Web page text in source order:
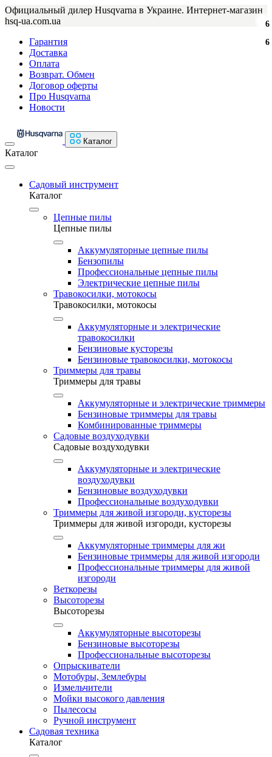
Официальный дилер Husqvarna в Украине. Интернет-магазин
hsq-ua.com.ua
Гарантия
Доставка
Оплата
Возврат. Обмен
Договор оферты
Про Husqvarna
Новости
Каталог
Каталог
Садовый инструмент
Каталог
Цепные пилы
Цепные пилы
Аккумуляторные цепные пилы
Бензопилы
Профессиональные цепные пилы
Электрические цепные пилы
Травокосилки, мотокосы
Травокосилки, мотокосы
Аккумуляторные и электрические
травокосилки
Бензиновые кусторезы
Бензиновые травокосилки, мотокосы
Триммеры для травы
Триммеры для травы
Аккумуляторные и электрические триммеры
Бензиновые триммеры для травы
Комбинированные триммеры
Садовые воздуходувки
Садовые воздуходувки
Аккумуляторные и электрические
воздуходувки
Бензиновые воздуходувки
Профессиональные воздуходувки
Триммеры для живой изгороди, кусторезы
Триммеры для живой изгороди, кусторезы
Аккумуляторные триммеры для жи
Бензиновые триммеры для живой изгороди
Профессиональные триммеры для живой
изгороди
Веткорезы
Высоторезы
Высоторезы
Аккумуляторные высоторезы
Бензиновые высоторезы
Профессиональные высоторезы
Опрыскиватели
Мотобуры, Землебуры
Измельчители
Мойки высокого давления
Пылесосы
Ручной инструмент
Садовая техника
Каталог
6
6